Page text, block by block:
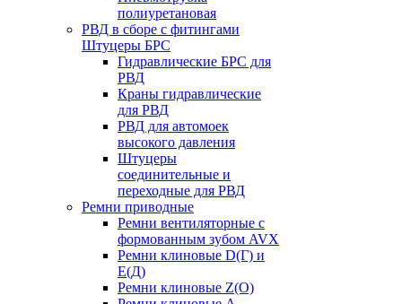
полиуретановая
РВД в сборе с фитингами
Штуцеры БРС
Гидравлические БРС для
РВД
Краны гидравлические
для РВД
РВД для автомоек
высокого давления
Штуцеры
соединительные и
переходные для РВД
Ремни приводные
Ремни вентиляторные с
формованным зубом AVX
Ремни клиновые D(Г) и
Е(Д)
Ремни клиновые Z(О)